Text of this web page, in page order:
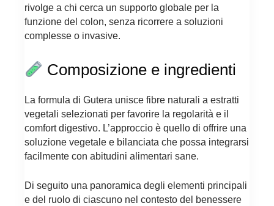
rivolge a chi cerca un supporto globale per la
funzione del colon, senza ricorrere a soluzioni
complesse o invasive.
Composizione e ingredienti
La formula di Gutera unisce fibre naturali a estratti
vegetali selezionati per favorire la regolarità e il
comfort digestivo. L’approccio è quello di offrire una
soluzione vegetale e bilanciata che possa integrarsi
facilmente con abitudini alimentari sane.
Di seguito una panoramica degli elementi principali
e del ruolo di ciascuno nel contesto del benessere